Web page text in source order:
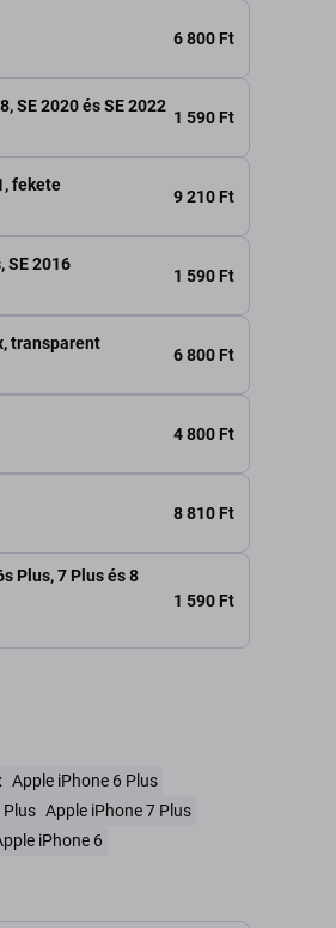
6 800 Ft
SE 2020 és SE 2022
1 590 Ft
fekete
9 210 Ft
SE 2016
1 590 Ft
transparent
6 800 Ft
4 800 Ft
8 810 Ft
Plus, 7 Plus és 8
1 590 Ft
Apple iPhone 6 Plus
Plus Apple iPhone 7 Plus
iPhone 6